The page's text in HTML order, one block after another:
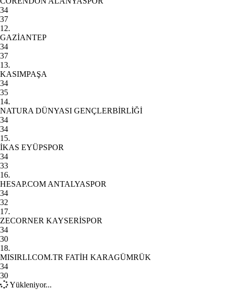
34
37
12.
GAZİANTEP
34
37
13.
KASIMPAŞA
34
35
14.
NATURA DÜNYASI GENÇLERBİRLİĞİ
34
34
15.
İKAS EYÜPSPOR
34
33
16.
HESAP.COM ANTALYASPOR
34
32
17.
ZECORNER KAYSERİSPOR
34
30
18.
MISIRLI.COM.TR FATİH KARAGÜMRÜK
34
30
Yükleniyor...